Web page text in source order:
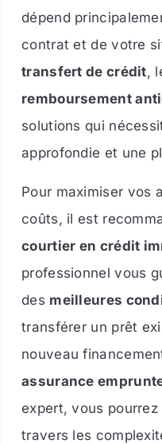
dépend
contrat et de votre
transfert de crédit,
remboursement
solutions qui
approfondie et une
Pour maximiser vos
coûts, il est
courtier en crédit
professionnel vous
des meilleures
transférer un prêt
nouveau
assurance
expert, vous
travers les